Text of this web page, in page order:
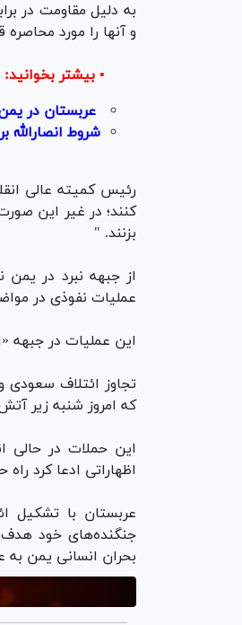
به دلیل مقاومت در
و آنها را مورد
• بیشتر بخوانید:
عربستان در
شروط انصارالله
رئیس کمیته عالی
کنند؛ در غیر این
بزنند. "
از جبهه نبرد در
عملیات نفوذی در
این عملیات در جبهه
تجاوز ائتلاف سعودی
که امروز شنبه زیر
این حملات در حالی
اظهاراتی ادعا کرد
جنگنده‌های خود هدف
بحران انسانی یمن به